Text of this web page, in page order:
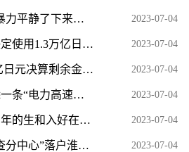
法媒：“法国的城市暴力平静了下来，局势似已缓和” 2023-07-04
世界热头条丨日本决定使用1.3万亿日元决算剩余金强化防卫力量 2023-07-04
日本决定使用1.3万亿日元决算剩余金强化防卫力量 2023-07-04
为23℃的曾家山再添一条“电力高速路”-天天新要闻 2023-07-04
海日生残夜江春入旧年的生和入好在哪里（海日生残夜江春入旧年生和入妙在何处） 环球速递 2023-07-04
“淮安一院前列癌筛查分中心”落户淮安瑞济医院-当前热点 2023-07-04